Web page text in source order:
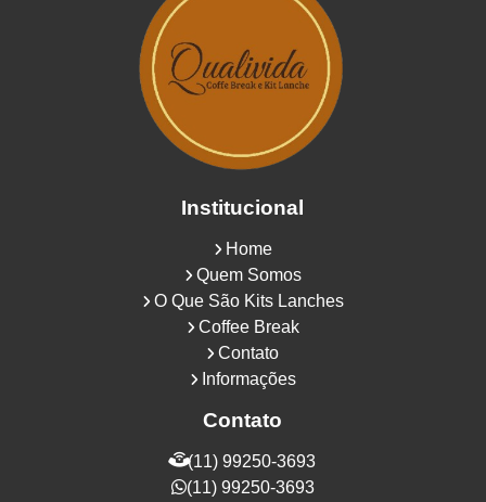
Institucional
Home
Quem Somos
O Que São Kits Lanches
Coffee Break
Contato
Informações
Contato
(11) 99250-3693
(11) 99250-3693